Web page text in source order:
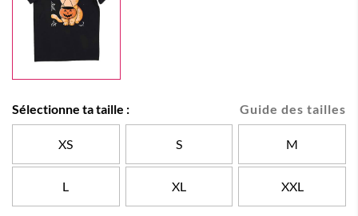
Guide des tailles
Sélectionne ta taille :
XS S M
L XL XXL